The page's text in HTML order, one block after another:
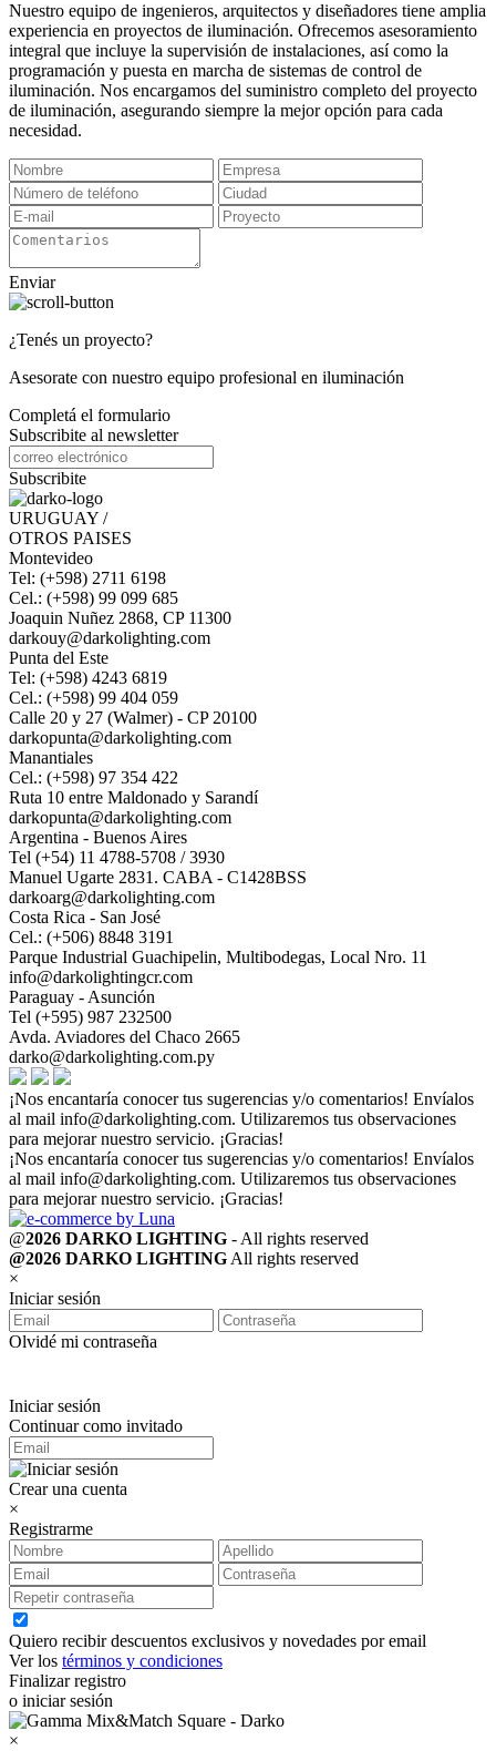
Nuestro equipo de ingenieros, arquitectos y diseñadores tiene amplia
experiencia en proyectos de iluminación. Ofrecemos asesoramiento
integral que incluye la supervisión de instalaciones, así como la
programación y puesta en marcha de sistemas de control de
iluminación. Nos encargamos del suministro completo del proyecto
de iluminación, asegurando siempre la mejor opción para cada
necesidad.
Enviar
¿Tenés un proyecto?
Asesorate con nuestro equipo profesional en iluminación
Completá el formulario
Subscribite al newsletter
Subscribite
URUGUAY /
OTROS PAISES
Montevideo
Tel: (+598) 2711 6198
Cel.: (+598) 99 099 685
Joaquin Nuñez 2868, CP 11300
darkouy@darkolighting.com
Punta del Este
Tel: (+598) 4243 6819
Cel.: (+598) 99 404 059
Calle 20 y 27 (Walmer) - CP 20100
darkopunta@darkolighting.com
Manantiales
Cel.: (+598) 97 354 422
Ruta 10 entre Maldonado y Sarandí
darkopunta@darkolighting.com
Argentina - Buenos Aires
Tel (+54) 11 4788-5708 / 3930
Manuel Ugarte 2831. CABA - C1428BSS
darkoarg@darkolighting.com
Costa Rica - San José
Cel.: (+506) 8848 3191
Parque Industrial Guachipelin, Multibodegas, Local Nro. 11
info@darkolightingcr.com
Paraguay - Asunción
Tel (+595) 987 232500
Avda. Aviadores del Chaco 2665
darko@darkolighting.com.py
¡Nos encantaría conocer tus sugerencias y/o comentarios! Envíalos
al mail info@darkolighting.com. Utilizaremos tus observaciones
para mejorar nuestro servicio. ¡Gracias!
¡Nos encantaría conocer tus sugerencias y/o comentarios! Envíalos
al mail info@darkolighting.com. Utilizaremos tus observaciones
para mejorar nuestro servicio. ¡Gracias!
@2026 DARKO LIGHTING - All rights reserved
@2026 DARKO LIGHTINGAll rights reserved
×
Iniciar sesión
Olvidé mi contraseña
Iniciar sesión
Continuar como invitado
Crear una cuenta
×
Registrarme
Quiero recibir descuentos exclusivos y novedades por email
Ver los términos y condiciones
Finalizar registro
o iniciar sesión
×